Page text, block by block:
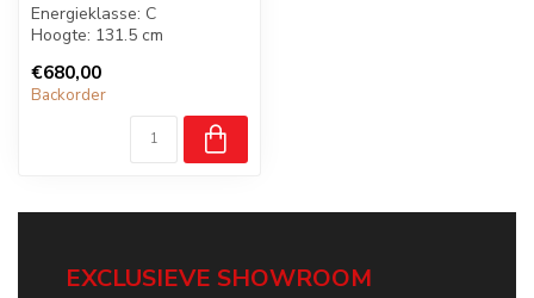
Energieklasse: C
Hoogte: 131.5 cm
Diepte : 49.6 cm
€680,00
Backorder
EXCLUSIEVE SHOWROOM